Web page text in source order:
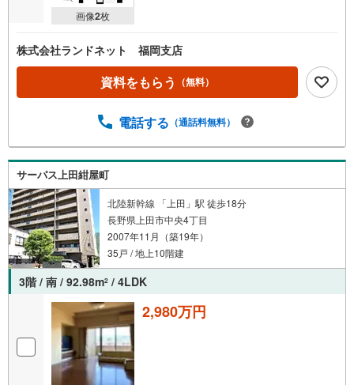
画像2枚
株式会社ランドネット 福岡支店
資料をもらう （無料）
電話する （通話料無料）
サーパス上田紺屋町
北陸新幹線 「上田」駅 徒歩18分
長野県上田市中央4丁目
2007年11月（築19年）
35戸 / 地上10階建
3階 / 南 / 92.98m2 / 4LDK
2,980万円